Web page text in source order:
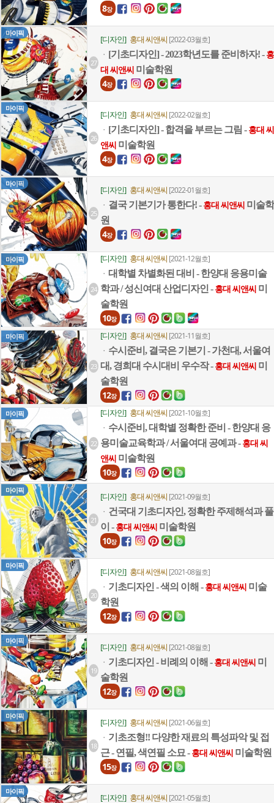
8장
마이픽
27
[디자인] 홍대 씨앤씨 [2022-03월호]
ㆍ [기초디자인] - 2023학년도를 준비하자! - 홍
대 씨앤씨 미술학원
4장
마이픽
26
[디자인] 홍대 씨앤씨 [2022-02월호]
ㆍ [기초디자인] - 합격을 부르는 그림 - 홍대 씨
앤씨 미술학원
4장
마이픽
25
[디자인] 홍대 씨앤씨 [2022-01월호]
ㆍ 결국 기본기가 통한다! - 홍대 씨앤씨 미술학
원
4장
마이픽
24
[디자인] 홍대 씨앤씨 [2021-12월호]
ㆍ 대학별 차별화된 대비 - 한양대 응용미술
학과 / 성신여대 산업디자인 - 홍대 씨앤씨 미
술학원
10장
마이픽
23
[디자인] 홍대 씨앤씨 [2021-11월호]
ㆍ 수시준비, 결국은 기본기 - 가천대, 서울여
대, 경희대 수시대비 우수작 - 홍대 씨앤씨 미
술학원
12장
마이픽
22
[디자인] 홍대 씨앤씨 [2021-10월호]
ㆍ 수시준비, 대학별 정확한 준비 - 한양대 응
용미술교육학과 / 서울여대 공예과 - 홍대 씨
앤씨 미술학원
10장
마이픽
21
[디자인] 홍대 씨앤씨 [2021-09월호]
ㆍ 건국대 기초디자인, 정확한 주제해석과 풀
이 - 홍대 씨앤씨 미술학원
10장
마이픽
20
[디자인] 홍대 씨앤씨 [2021-08월호]
ㆍ 기초디자인 - 색의 이해 - 홍대 씨앤씨 미술
학원
12장
마이픽
19
[디자인] 홍대 씨앤씨 [2021-08월호]
ㆍ 기초디자인 - 비례의 이해 - 홍대 씨앤씨 미
술학원
12장
마이픽
18
[디자인] 홍대 씨앤씨 [2021-06월호]
ㆍ 기초조형!! 다양한 재료의 특성파악 및 접
근 - 연필, 색연필 소묘 - 홍대 씨앤씨 미술학원
15장
마이픽
[디자인] 홍대 씨앤씨 [2021-05월호]